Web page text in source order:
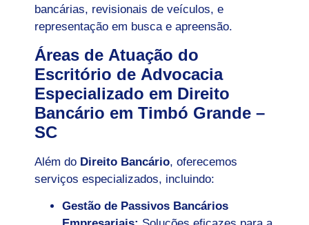
bancárias, revisionais de veículos, e
representação em busca e apreensão.
Áreas de Atuação do
Escritório de Advocacia
Especializado em Direito
Bancário em Timbó Grande –
SC
Além do Direito Bancário, oferecemos
serviços especializados, incluindo:
Gestão de Passivos Bancários